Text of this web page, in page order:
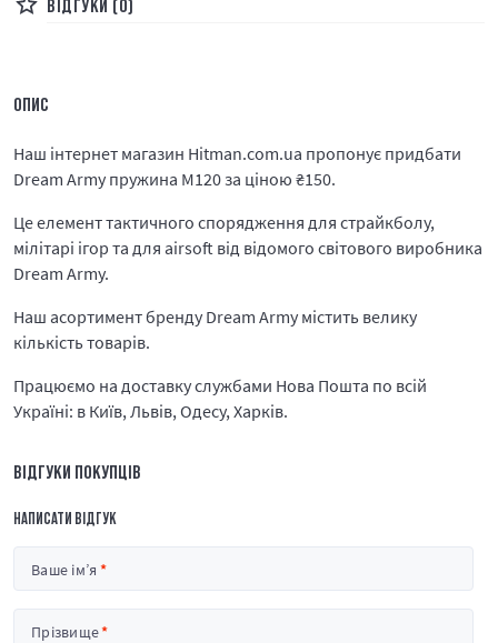
ВІДГУКИ (0)
ОПИС
Наш інтернет магазин Hitman.com.ua пропонує придбати
Dream Army пружина M120 за ціною ₴150.
Це елемент тактичного спорядження для страйкболу,
мілітарі ігор та для airsoft від відомого світового виробника
Dream Army.
Наш асортимент бренду Dream Army містить велику
кількість товарів.
Працюємо на доставку службами Нова Пошта по всій
Україні: в Київ, Львів, Одесу, Харків.
ВІДГУКИ ПОКУПЦІВ
НАПИСАТИ ВІДГУК
Ваше ім’я
Прізвище